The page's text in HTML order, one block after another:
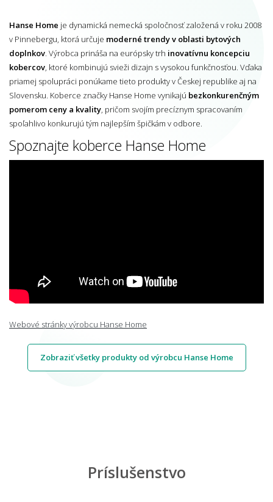
Hanse Home je dynamická nemecká spoločnosť založená v roku 2008
v Pinnebergu, ktorá určuje moderné trendy v oblasti bytových
doplnkov. Výrobca prináša na európsky trh inovatívnu koncepciu
kobercov, ktoré kombinujú svieži dizajn s vysokou funkčnosťou. Vďaka
priamej spolupráci ponúkame tieto produkty v Českej republike aj na
Slovensku. Koberce značky Hanse Home vynikajú bezkonkurenčným
pomerom ceny a kvality, pričom svojím precíznym spracovaním
spoľahlivo konkurujú tým najlepším špičkám v odbore.
Spoznajte koberce Hanse Home
Webové stránky výrobcu Hanse Home
Zobraziť všetky produkty od výrobcu Hanse Home
Príslušenstvo